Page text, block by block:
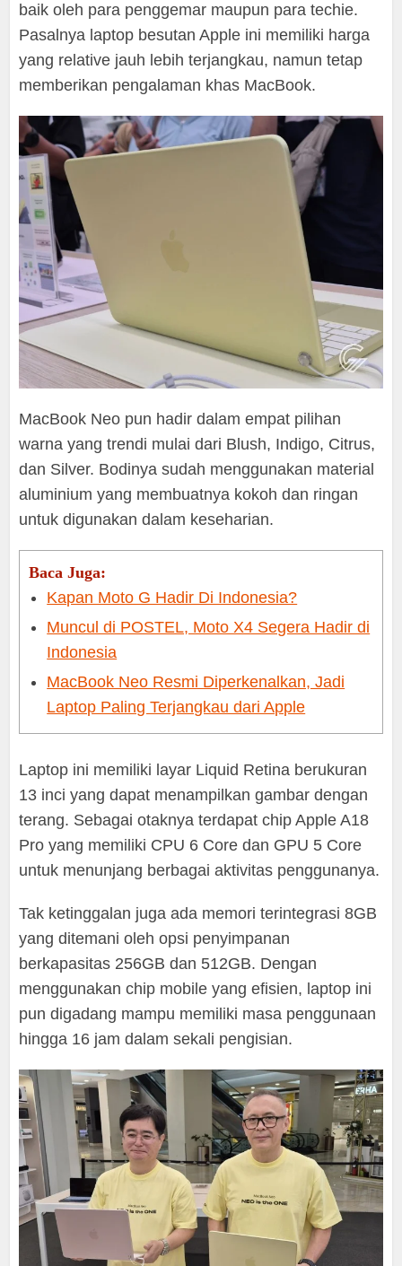
baik oleh para penggemar maupun para techie.
Pasalnya laptop besutan Apple ini memiliki harga
yang relative jauh lebih terjangkau, namun tetap
memberikan pengalaman khas MacBook.
MacBook Neo pun hadir dalam empat pilihan
warna yang trendi mulai dari Blush, Indigo, Citrus,
dan Silver. Bodinya sudah menggunakan material
aluminium yang membuatnya kokoh dan ringan
untuk digunakan dalam keseharian.
Baca Juga:
Kapan Moto G Hadir Di Indonesia?
Muncul di POSTEL, Moto X4 Segera Hadir di
Indonesia
MacBook Neo Resmi Diperkenalkan, Jadi
Laptop Paling Terjangkau dari Apple
Laptop ini memiliki layar Liquid Retina berukuran
13 inci yang dapat menampilkan gambar dengan
terang. Sebagai otaknya terdapat chip Apple A18
Pro yang memiliki CPU 6 Core dan GPU 5 Core
untuk menunjang berbagai aktivitas penggunanya.
Tak ketinggalan juga ada memori terintegrasi 8GB
yang ditemani oleh opsi penyimpanan
berkapasitas 256GB dan 512GB. Dengan
menggunakan chip mobile yang efisien, laptop ini
pun digadang mampu memiliki masa penggunaan
hingga 16 jam dalam sekali pengisian.